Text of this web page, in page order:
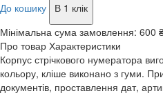
До кошику
В 1 клік
Мінімальна сума замовлення: 600
Про товар Характеристики
Корпус стрічкового нумератора
кольору, кліше виконано з гуми.
документів, проставлення дат,